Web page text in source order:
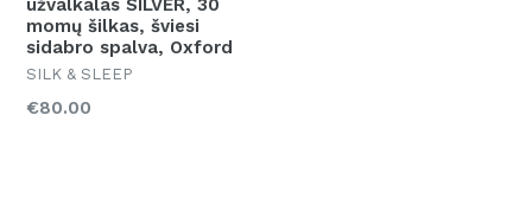
užvalkalas SILVER, 30
momų šilkas, šviesi
sidabro spalva, Oxford
SILK & SLEEP
Kaina
€80.00